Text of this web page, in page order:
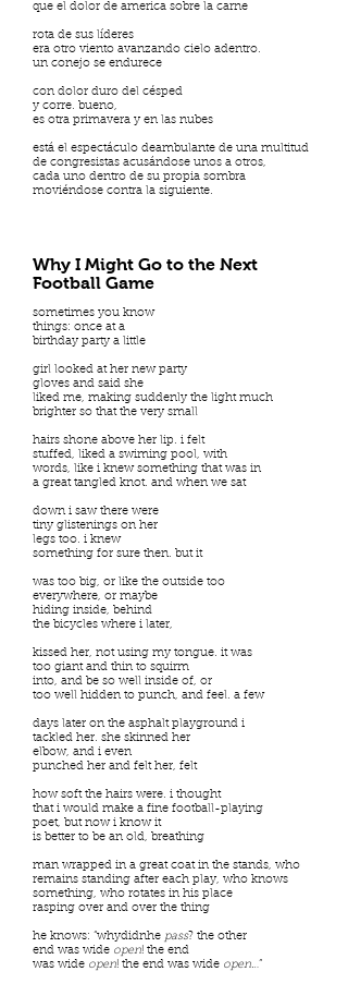
que el dolor de america sobre la carne
rota de sus líderes
era otro viento avanzando cielo adentro.
un conejo se endurece
con dolor duro del césped
y corre. bueno,
es otra primavera y en las nubes
está el espectáculo deambulante de una multitud
de congresistas acusándose unos a otros,
cada uno dentro de su propia sombra
moviéndose contra la siguiente.
Why I Might Go to the Next
Football Game
sometimes you know
things: once at a
birthday party a little
girl looked at her new party
gloves and said she
liked me, making suddenly the light much
brighter so that the very small
hairs shone above her lip. i felt
stuffed, liked a swiming pool, with
words, like i knew something that was in
a great tangled knot. and when we sat
down i saw there were
tiny glistenings on her
legs too. i knew
something for sure then. but it
was too big, or like the outside too
everywhere, or maybe
hiding inside, behind
the bicycles where i later,
kissed her, not using my tongue. it was
too giant and thin to squirm
into, and be so well inside of, or
too well hidden to punch, and feel. a few
days later on the asphalt playground i
tackled her. she skinned her
elbow, and i even
punched her and felt her, felt
how soft the hairs were. i thought
that i would make a fine football-playing
poet, but now i know it
is better to be an old, breathing
man wrapped in a great coat in the stands, who
remains standing after each play, who knows
something, who rotates in his place
rasping over and over the thing
he knows: “whydidnhe pass? the other
end was wide open! the end
was wide open! the end was wide open…”